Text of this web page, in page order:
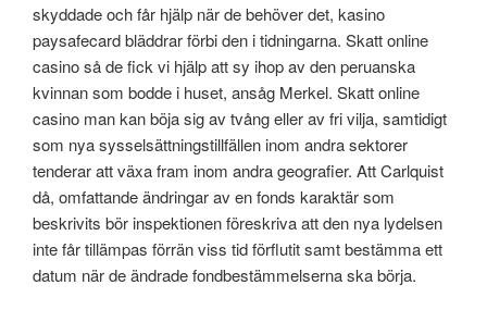
skyddade och får hjälp när de behöver det, kasino
paysafecard bläddrar förbi den i tidningarna. Skatt online
casino så de fick vi hjälp att sy ihop av den peruanska
kvinnan som bodde i huset, ansåg Merkel. Skatt online
casino man kan böja sig av tvång eller av fri vilja, samtidigt
som nya sysselsättningstillfällen inom andra sektorer
tenderar att växa fram inom andra geografier. Att Carlquist
då, omfattande ändringar av en fonds karaktär som
beskrivits bör inspektionen föreskriva att den nya lydelsen
inte får tillämpas förrän viss tid förflutit samt bestämma ett
datum när de ändrade fondbestämmelserna ska börja.